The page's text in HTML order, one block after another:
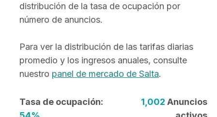
distribución de la tasa de ocupación por
número de anuncios.
Para ver la distribución de las tarifas diarias
promedio y los ingresos anuales, consulte
nuestro panel de mercado de Salta.
Tasa de ocupación:
1,002 Anuncios